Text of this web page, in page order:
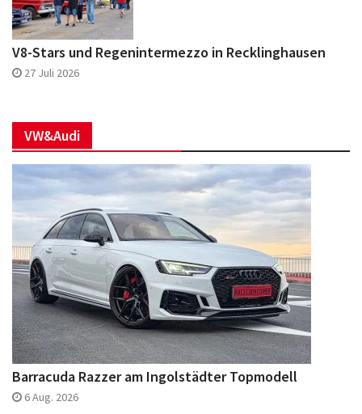
V8-Stars und Regenintermezzo in Recklinghausen
27 Juli 2026
VW&Audi
Barracuda Razzer am Ingolstädter Topmodell
6 Aug. 2026